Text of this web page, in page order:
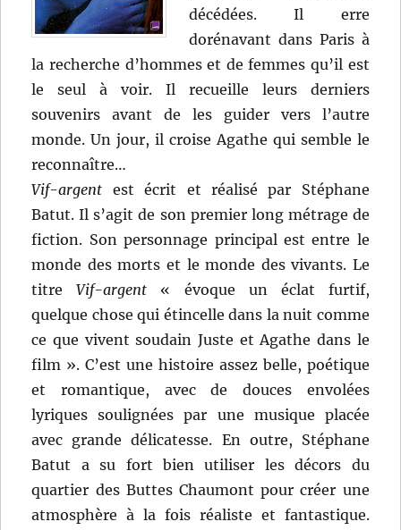
décédées. Il erre
dorénavant dans Paris à
la recherche d’hommes et de femmes qu’il est
le seul à voir. Il recueille leurs derniers
souvenirs avant de les guider vers l’autre
monde. Un jour, il croise Agathe qui semble le
reconnaître…
Vif-argent est écrit et réalisé par Stéphane
Batut. Il s’agit de son premier long métrage de
fiction. Son personnage principal est entre le
monde des morts et le monde des vivants. Le
titreVif-argent « évoque un éclat furtif,
quelque chose qui étincelle dans la nuit comme
ce que vivent soudain Juste et Agathe dans le
film ». C’est une histoire assez belle, poétique
et romantique, avec de douces envolées
lyriques soulignées par une musique placée
avec grande délicatesse. En outre, Stéphane
Batut a su fort bien utiliser les décors du
quartier des Buttes Chaumont pour créer une
atmosphère à la fois réaliste et fantastique.